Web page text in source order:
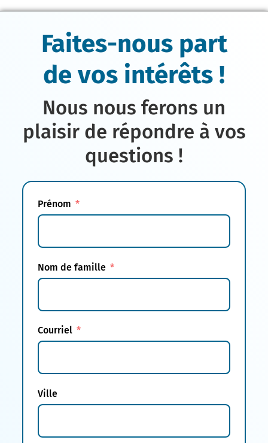
Faites-nous part
de vos intérêts !
Nous nous ferons un
plaisir de répondre à vos
questions !
Prénom
Nom de famille
Courriel
Ville